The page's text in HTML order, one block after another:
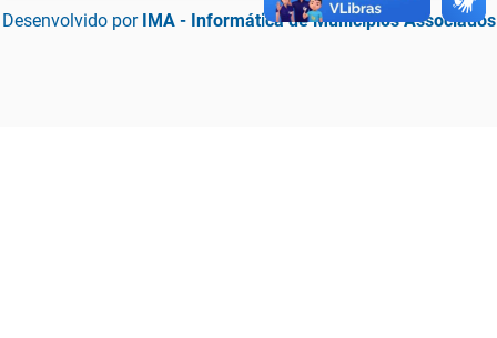
Desenvolvido por IMA - Informática de Municípios Associados